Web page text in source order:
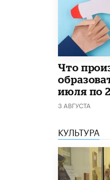
​Что
июля по
3 АВГУСТА
КУЛЬТУРА